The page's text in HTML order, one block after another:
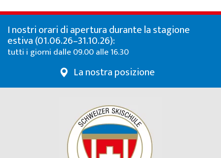
Abbonamenti sci
Il nostro ristorante
Partner e sponsor
FAQ
I nostri orari di apertura durante la stagione
estiva (01.06.26–31.10.26):
tutti i giorni dalle 09.00 alle 16.30
La nostra posizione